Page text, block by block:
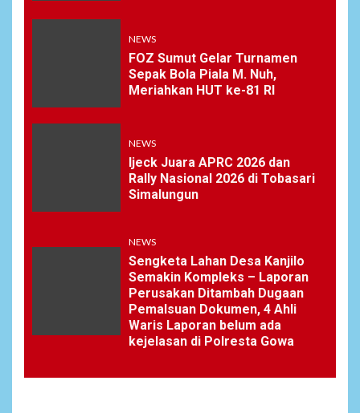
NEWS
FOZ Sumut Gelar Turnamen
Sepak Bola Piala M. Nuh,
Meriahkan HUT ke-81 RI
NEWS
Ijeck Juara APRC 2026 dan
Rally Nasional 2026 di Tobasari
Simalungun
NEWS
Sengketa Lahan Desa Kanjilo
Semakin Kompleks – Laporan
Perusakan Ditambah Dugaan
Pemalsuan Dokumen, 4 Ahli
Waris Laporan belum ada
kejelasan di Polresta Gowa